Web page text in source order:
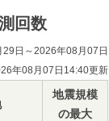
回数
日～2026年08月07日
年08月07日14:40更新
地震規模
の最大